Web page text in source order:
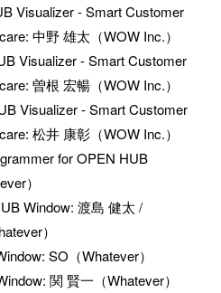
Visualizer - Smart Customer
: 中野 雄太（WOW Inc.）
Visualizer - Smart Customer
: 曽根 宏暢（WOW Inc.）
Visualizer - Smart Customer
: 松井 康彰（WOW Inc.）
for OPEN HUB
）
Window: 渡島 健太 /
）
: SO（Whatever）
: 関 賢一（Whatever）